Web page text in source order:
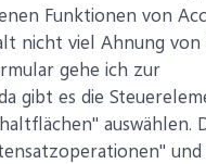
Funktionen von
nicht viel Ahnung von
gehe ich zur
gibt es die
auswählen.
und